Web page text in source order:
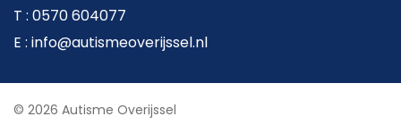
T : 0570 604077
E : info@autismeoverijssel.nl
© 2026 Autisme Overijssel